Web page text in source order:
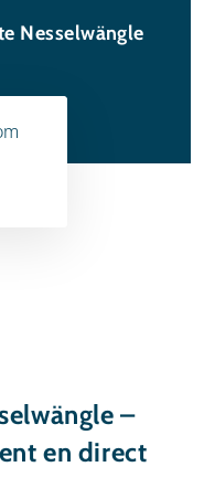
Nesselwängle
–
en direct